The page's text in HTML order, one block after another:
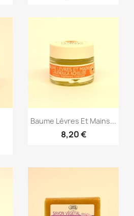
Aperçu rapide
Baume Lèvres Et Mains...
8,20 €